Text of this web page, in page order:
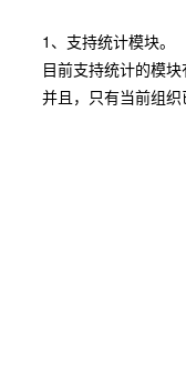
1、支持统计模块。
目前支持统计的模
并且，只有当前组织